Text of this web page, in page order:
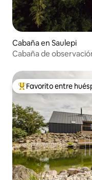
Cabaña en Saulepi
Cabaña de
De los mejores en
Favorito entre